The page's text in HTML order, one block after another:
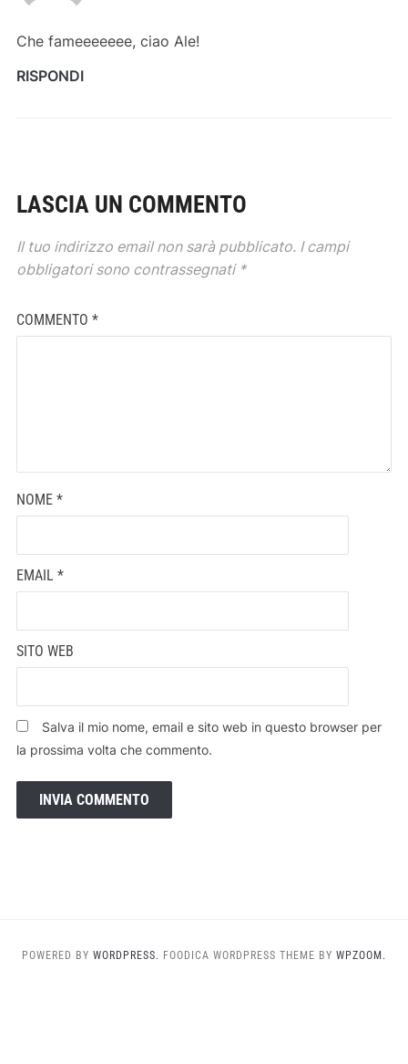
Che fameeeeeee, ciao Ale!
RISPONDI
LASCIA UN COMMENTO
Il tuo indirizzo email non sarà pubblicato. I campi
obbligatori sono contrassegnati *
COMMENTO *
NOME *
EMAIL *
SITO WEB
Salva il mio nome, email e sito web in questo browser per
la prossima volta che commento.
POWERED BY WORDPRESS. FOODICA WORDPRESS THEME BY WPZOOM.